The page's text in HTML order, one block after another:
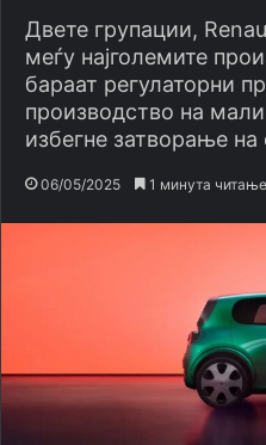
Двете групации,
меѓу најголемите
бараат регулаторни
производство на
избегне затворање на
06/05/2025 1 минута читање